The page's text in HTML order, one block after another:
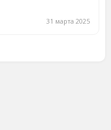
31 марта 2025